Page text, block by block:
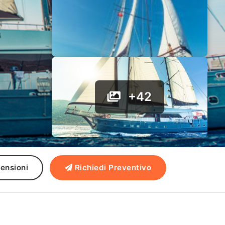
+42
Richiedi Preventivo